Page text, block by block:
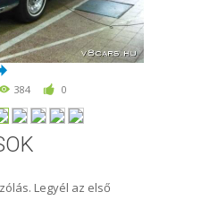
384 0
Legyél az első